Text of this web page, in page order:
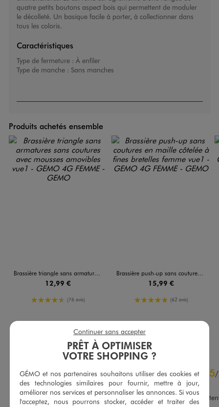
quatre petits boutons aspect bois qui permettent de moduler
le décolleté. Un basique facile à porter, à collectionner dans
tous les coloris.
Caractéristiques
Type de fermeture : À enfiler
Type de manche : Sans manches
Produits achetés ensemble
Brassière triangle sans armatures sans coutures avec mousses amovibles
12,99 €
4.5/5 de moyenne
(76 avis)
AU PANIER
Brassière push-up sans coutures en maille côtelée à fines bretelles femme
15,99 €
5/5 de moyenne
(62 avis)
4.8/5 5/
Avis vérifié et récompensé
Produit conforme a mes
PRÊT À OPTIMISER
VOTRE SHOPPING ?
GÉMO et nos partenaires souhaitons utiliser des cookies et
des technologies similaires pour fournir, mettre à jour,
améliorer nos services et personnaliser les annonces. Si vous
l'acceptez, nous pourrons stocker, accéder et traiter des
Continuer sans accepter